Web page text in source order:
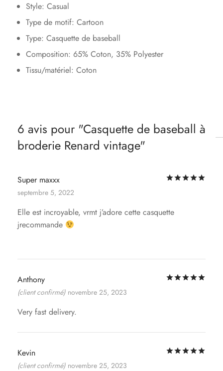
Style: Casual
Type de motif: Cartoon
Type: Casquette de baseball
Composition: 65% Coton, 35% Polyester
Tissu/matériel: Coton
6 avis pour Casquette de baseball à
broderie Renard vintage
Super maxxx
septembre 5, 2022
Elle est incroyable, vrmt j’adore cette casquette
jrecommande
Anthony
(client confirmé) novembre 25, 2023
Very fast delivery.
Kevin
(client confirmé) novembre 25, 2023